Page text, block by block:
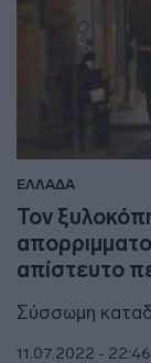
ΕΛΛΑΔΑ
Τον
απίστευτο
Σύσσωμη
11.07.2022 - 22:46